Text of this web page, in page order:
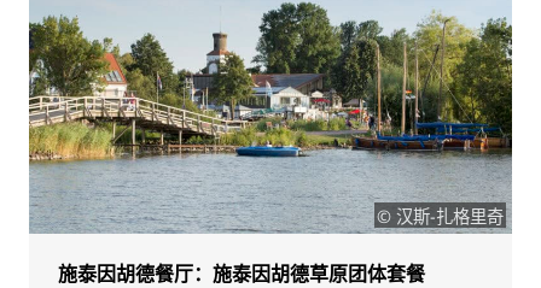
© 汉斯-扎格里奇
施泰因胡德餐厅：施泰因胡德草原团体套餐